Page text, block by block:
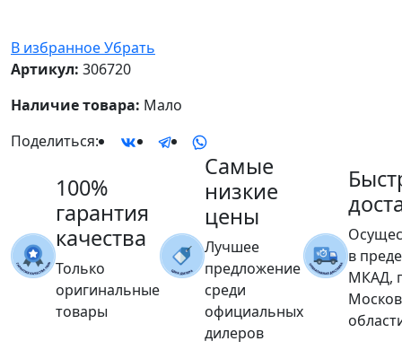
В избранноеУбрать
Артикул: 306720
Наличие товара: Мало
Поделиться:
100%
гарантия
качества
Только
оригинальные
товары
Самые
низкие
цены
Лучшее
предложение
среди
официальных
дилеров
в
МКАД,